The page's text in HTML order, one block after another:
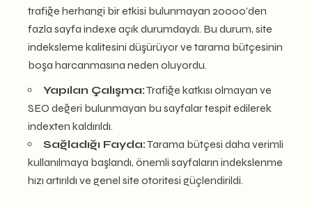
trafiğe herhangi bir etkisi bulunmayan 20000’den
fazla sayfa indexe açık durumdaydı. Bu durum, site
indeksleme kalitesini düşürüyor ve tarama bütçesinin
boşa harcanmasına neden oluyordu.
Yapılan Çalışma:Trafiğe katkısı olmayan ve
SEO değeri bulunmayan bu sayfalar tespit edilerek
indexten kaldırıldı.
Sağladığı Fayda:Tarama bütçesi daha verimli
kullanılmaya başlandı, önemli sayfaların indekslenme
hızı artırıldı ve genel site otoritesi güçlendirildi.